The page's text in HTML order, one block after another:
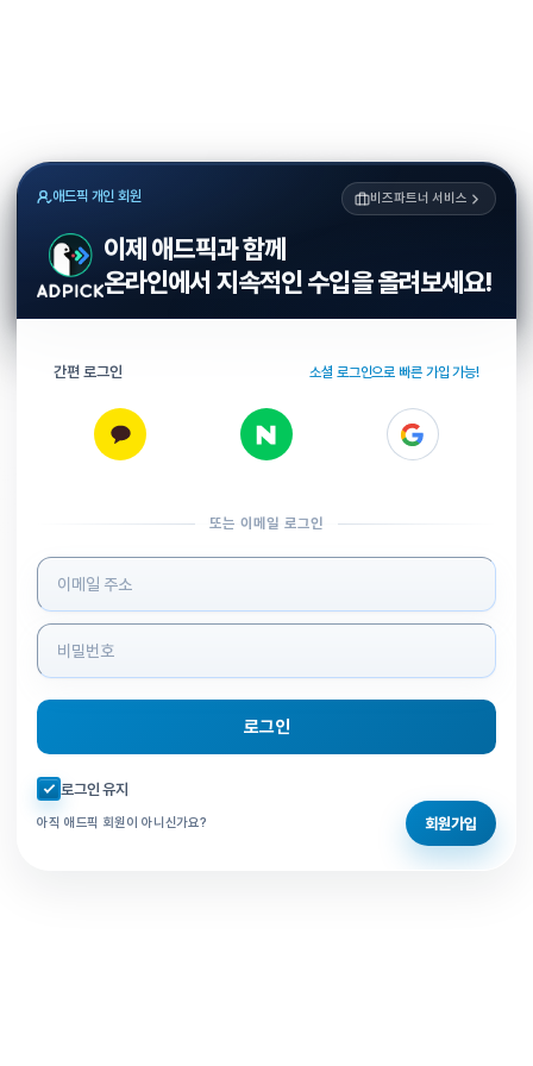
애드픽 개인 회원 비즈파트너 서비스
이제 애드픽과 함께
온라인에서 지속적인 수입을 올려보세요!
간편 로그인 소셜 로그인으로 빠른 가입 가능!
또는 이메일 로그인
로그인 정보 입력
로그인
자동로그인 체크
로그인 유지
아직 애드픽 회원이 아니신가요? 회원가입